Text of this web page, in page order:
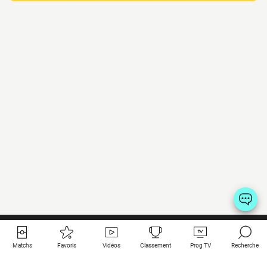
Matchs Favoris Vidéos Classement Prog TV Recherche